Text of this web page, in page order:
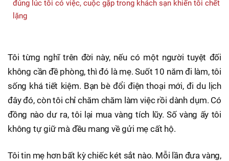
đúng lúc tôi có việc, cuộc gặp trong khách sạn khiến tôi chết
lặng
Tôi từng nghĩ trên đời này, nếu có một người tuyệt đối
không cần đề phòng, thì đó là mẹ. Suốt 10 năm đi làm, tôi
sống khá tiết kiệm. Bạn bè đổi điện thoại mới, đi du lịch
đây đó, còn tôi chỉ chăm chăm làm việc rồi dành dụm. Có
đồng nào dư ra, tôi lại mua vàng tích lũy. Số vàng ấy tôi
không tự giữ mà đều mang về gửi mẹ cất hộ.
Tôi tin mẹ hơn bất kỳ chiếc két sắt nào. Mỗi lần đưa vàng,